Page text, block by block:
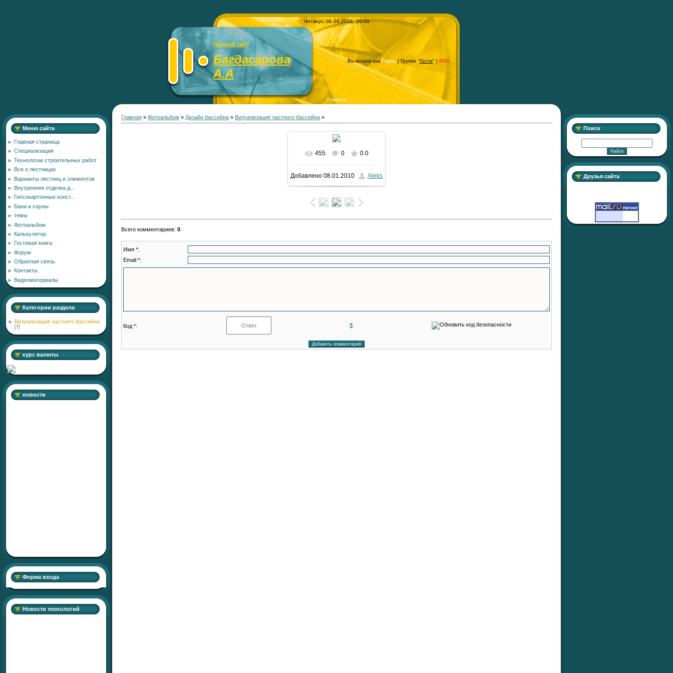
Четверг, 06.08.2026, 20:09
Личный сайт
Багдасарова
А.А
Вы вошли какГость | Группа "Гости" | RSS
Главная
Меню сайта
Главная страница
Специализация
Технологии строительных работ
Все о лестницах
Варианты лестниц и элементов
Внутренняя отделка д...
Гипсокартонные конст...
Бани и сауны
темы
Фотоальбом
Калькулятор
Гостевая книга
Форум
Обратная связь
Контакты
Видеоматериалы
Категории раздела
Визуализация частного бассейна
[7]
курс валюты
новости
Форма входа
Новости технологий
Главная » Фотоальбом » Дизайн бассейна » Визуализация частного бассейна »
В реальном размере
1200x900/ 1197.5Kb
455 0 0.0
Добавлено 08.01.2010 Aleks
Всего комментариев: 0
Имя *:
Email *:
Код *:
Поиск
Друзья сайта